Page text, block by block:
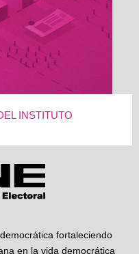
INSTITUTO
fortaleciendo
en la vida democrática